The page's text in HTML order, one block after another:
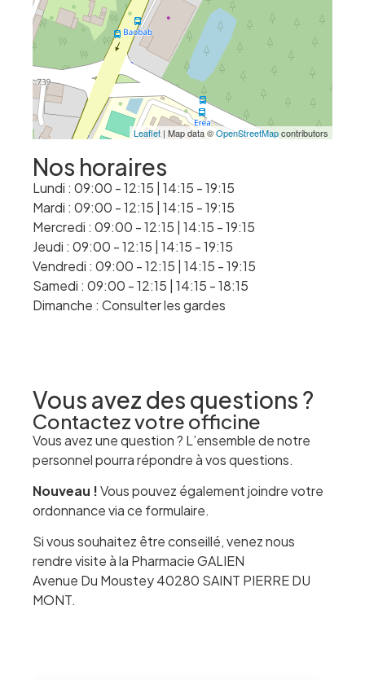
Leaflet | Map data ©OpenStreetMapcontributors
Nos horaires
Lundi : 09:00 - 12:15 | 14:15 - 19:15
Mardi : 09:00 - 12:15 | 14:15 - 19:15
Mercredi : 09:00 - 12:15 | 14:15 - 19:15
Jeudi : 09:00 - 12:15 | 14:15 - 19:15
Vendredi : 09:00 - 12:15 | 14:15 - 19:15
Samedi : 09:00 - 12:15 | 14:15 - 18:15
Dimanche : Consulter les gardes
Vous avez des questions ?
Contactez votre officine
Vous avez une question ? L’ensemble de notre
personnel pourra répondre à vos questions.
Nouveau !Vous pouvez également joindre votre
ordonnance via ce formulaire.
Si vous souhaitez être conseillé, venez nous
rendre visite à la Pharmacie GALIEN
Avenue Du Moustey 40280 SAINT PIERRE DU
MONT.